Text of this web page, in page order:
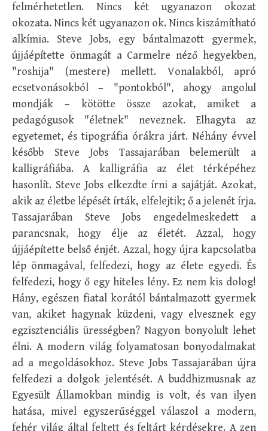
felmérhetetlen. Nincs két ugyanazon okozat
okozata. Nincs két ugyanazon ok. Nincs kiszámítható
alkímia. Steve Jobs, egy bántalmazott gyermek,
újjáépítette önmagát a Carmelre néző hegyekben,
"roshija" (mestere) mellett. Vonalakból, apró
ecsetvonásokból – "pontokból", ahogy angolul
mondják – kötötte össze azokat, amiket a
pedagógusok "életnek" neveznek. Elhagyta az
egyetemet, és tipográfia órákra járt. Néhány évvel
később Steve Jobs Tassajarában belemerült a
kalligráfiába. A kalligráfia az élet térképéhez
hasonlít. Steve Jobs elkezdte írni a sajátját. Azokat,
akik az életbe lépését írták, elfelejtik; ő a jelenét írja.
Tassajarában Steve Jobs engedelmeskedett a
parancsnak, hogy élje az életét. Azzal, hogy
újjáépítette belső énjét. Azzal, hogy újra kapcsolatba
lép önmagával, felfedezi, hogy az élete egyedi. És
felfedezi, hogy ő egy hiteles lény. Ez nem kis dolog!
Hány, egészen fiatal korától bántalmazott gyermek
van, akiket hagynak küzdeni, vagy elvesznek egy
egzisztenciális ürességben? Nagyon bonyolult lehet
élni. A modern világ folyamatosan bonyodalmakat
ad a megoldásokhoz. Steve Jobs Tassajarában újra
felfedezi a dolgok jelentését. A buddhizmusnak az
Egyesült Államokban mindig is volt, és van ilyen
hatása, mivel egyszerűséggel válaszol a modern,
fehér világ által feltett és feltárt kérdésekre. A zen